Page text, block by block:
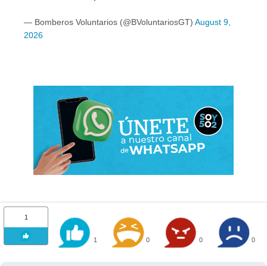
— Bomberos Voluntarios (@BVoluntariosGT) August 9,
2026
1
1 0 0 0